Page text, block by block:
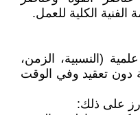
الكلية للعمل.
(النسبية، الزمن،
دون تعقيد وفي الوقت
على ذلك: